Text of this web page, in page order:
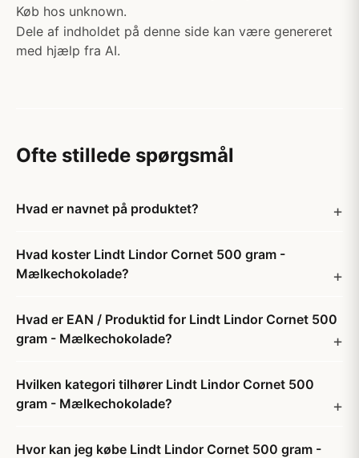
Køb hos unknown.
Dele af indholdet på denne side kan være genereret
med hjælp fra AI.
Ofte stillede spørgsmål
Hvad er navnet på produktet?
Hvad koster Lindt Lindor Cornet 500 gram -
Mælkechokolade?
Hvad er EAN / Produktid for Lindt Lindor Cornet 500
gram - Mælkechokolade?
Hvilken kategori tilhører Lindt Lindor Cornet 500
gram - Mælkechokolade?
Hvor kan jeg købe Lindt Lindor Cornet 500 gram -